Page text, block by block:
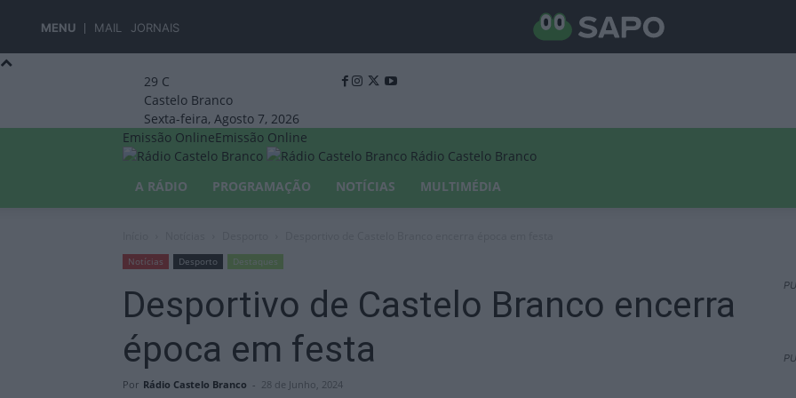
MENU MAIL JORNAIS
29 C
Castelo Branco
Sexta-feira, Agosto 7, 2026
Emissão OnlineEmissão Online
Rádio Castelo Branco
A RÁDIO
PROGRAMAÇÃO NOTÍCIAS MULTIMÉDIA
Notícias Desporto Destaques
Desportivo de Castelo Branco encerra
época em festa
Por Rádio Castelo Branco - 28 de Junho, 2024